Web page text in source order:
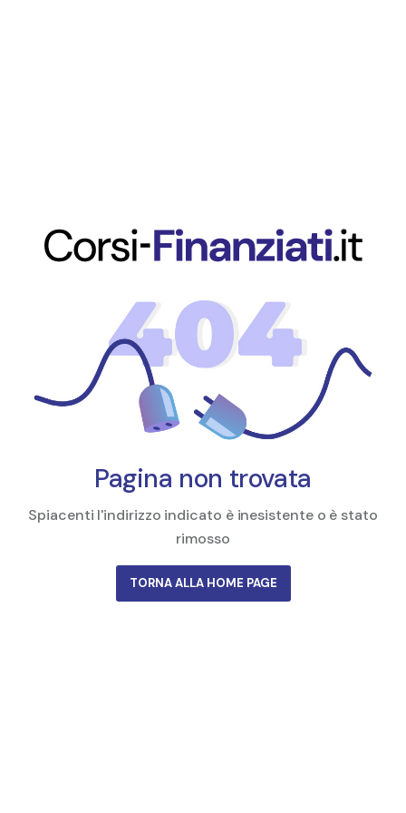
Pagina non trovata
Spiacenti l'indirizzo indicato è inesistente o è stato
rimosso
TORNA ALLA HOME PAGE